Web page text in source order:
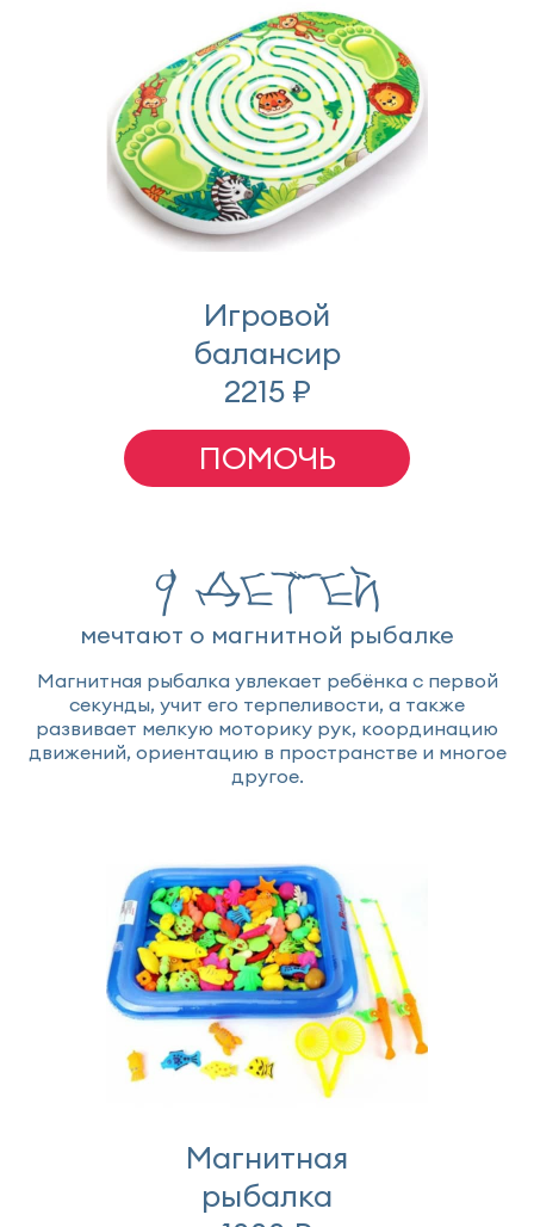
Игровой
балансир
2215 ₽
ПОМОЧЬ
9 детей
мечтают о магнитной рыбалке
Магнитная рыбалка увлекает ребёнка с первой
секунды, учит его терпеливости, а также
развивает мелкую моторику рук, координацию
движений, ориентацию в пространстве и многое
другое.
Магнитная
рыбалка